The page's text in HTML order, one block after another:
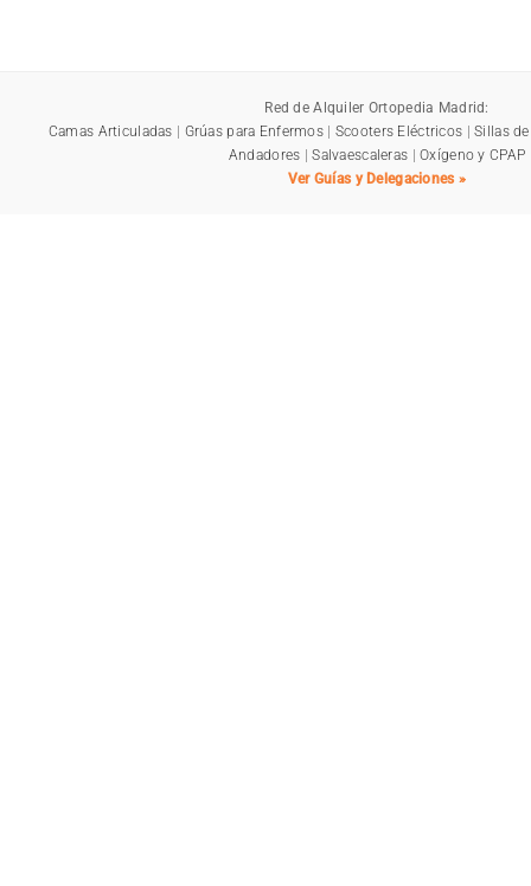
Red de Alquiler Ortopedia Madrid:
Camas Articuladas | Grúas para Enfermos | Scooters Eléctricos |Sillas
Andadores |Salvaescaleras |Oxígeno y CPAP
Ver Guías y Delegaciones »